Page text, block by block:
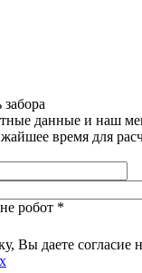
забора
данные и наш
время для
робот *
Вы даете согласие